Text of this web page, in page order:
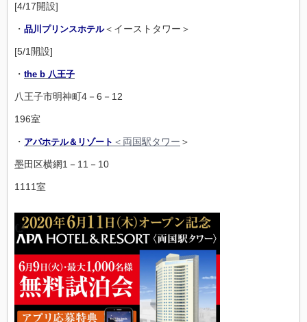
[4/17開設]
・ 品川プリンスホテル＜イーストタワー＞
[5/1開設]
・ the b 八王子
八王子市明神町4－6－12
196室
・ アパホテル＆リゾート ＜両国駅タワー ＞
墨田区横網1－11－10
1111室